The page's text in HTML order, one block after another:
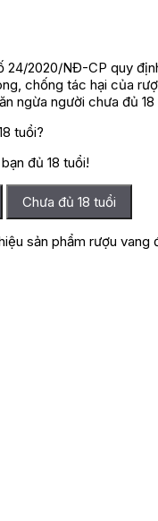
24/2020/NĐ-CP quy
chống tác hại của
ngừa người chưa đủ
tuổi?
đủ 18 tuổi!
Chưa đủ 18 tuổi
sản phẩm rượu vang